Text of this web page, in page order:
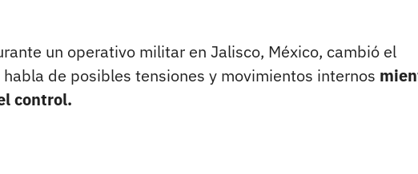
un operativo militar en Jalisco, México, cambió el
de posibles tensiones y movimientos internos
control.